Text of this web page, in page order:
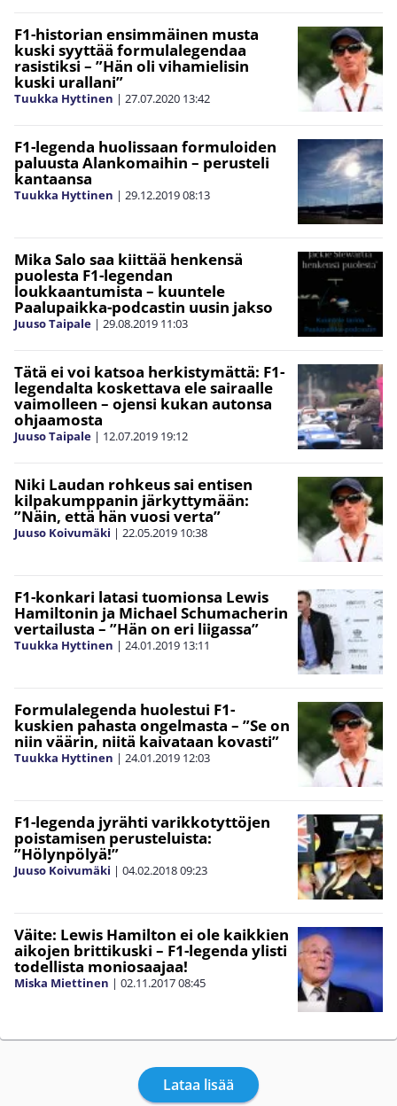
F1-historian ensimmäinen musta
kuski syyttää formulalegendaa
rasistiksi – ”Hän oli vihamielisin
kuski urallani”
Tuukka Hyttinen | 27.07.2020 13:42
F1-legenda huolissaan formuloiden
paluusta Alankomaihin – perusteli
kantaansa
Tuukka Hyttinen | 29.12.201908:13
Mika Salo saa kiittää henkensä
puolesta F1-legendan
loukkaantumista – kuuntele
Paalupaikka-podcastin uusin jakso
Juuso Taipale | 29.08.2019 11:03
Tätä ei voi katsoa herkistymättä: F1-
legendalta koskettava ele sairaalle
vaimolleen – ojensi kukan autonsa
ohjaamosta
Juuso Taipale | 12.07.2019 19:12
Niki Laudan rohkeus sai entisen
kilpakumppanin järkyttymään:
”Näin, että hän vuosi verta”
Juuso Koivumäki | 22.05.2019 10:38
F1-konkari latasi tuomionsa Lewis
Hamiltonin ja Michael Schumacherin
vertailusta – ”Hän on eri liigassa”
Tuukka Hyttinen | 24.01.2019 13:11
Formulalegenda huolestui F1-
kuskien pahasta ongelmasta – ”Se on
niin väärin, niitä kaivataan kovasti”
Tuukka Hyttinen | 24.01.2019 12:03
F1-legenda jyrähti varikkotyttöjen
poistamisen perusteluista:
”Hölynpölyä!”
Juuso Koivumäki | 04.02.201809:23
Väite: Lewis Hamilton ei ole kaikkien
aikojen brittikuski – F1-legenda ylisti
todellista moniosaajaa!
Miska Miettinen | 02.11.201708:45
Lataa lisää